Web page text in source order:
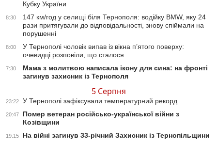
Кубку України
8:30
147 км/год у селищі біля Тернополя: водійку BMW, яку 24
рази притягували до відповідальності, знову спіймали на
порушенні
8:00
У Тернополі чоловік випав із вікна п’ятого поверху:
очевидці розповіли, що сталося
7:30
Мама з молитвою написала ікону для сина: на фронті
загинув захисник із Тернополя
5 Серпня
23:22 У Тернополі зафіксували температурний рекорд
20:47
Помер ветеран російсько-української війни з
Козівщини
19:15 На війні загинув 33-річний Захисник із Тернопільщини